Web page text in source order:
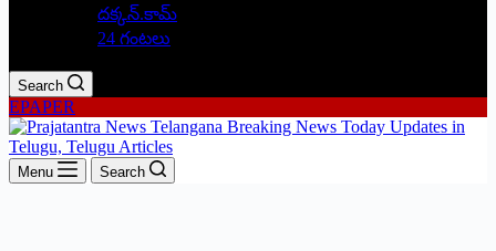
దక్కన్.కామ్
24 గంటలు
Search
EPAPER
Menu Search